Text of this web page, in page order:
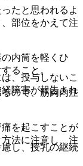
たと思われるよ
部位をかえて注
内筒を軽くひ
ること。
ので、筋肉内注
を起こすことが
法に注意し、注
、投与しないこ
障害が報告され
し、授乳の継続